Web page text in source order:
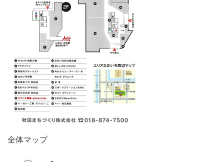
全体マップ